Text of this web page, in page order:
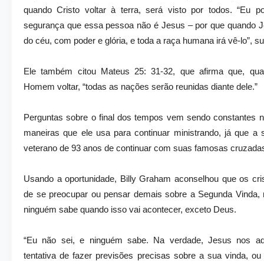
quando Cristo voltar à terra, será visto por todos. “Eu
segurança que essa pessoa não é Jesus – por que quando
do céu, com poder e glória, e toda a raça humana irá vê-lo”,
Ele também citou Mateus 25: 31-32, que afirma que,
Homem voltar, “todas as nações serão reunidas diante dele.”
Perguntas sobre o final dos tempos vem sendo constantes
maneiras que ele usa para continuar ministrando, já que a
veterano de 93 anos de continuar com suas famosas
Usando a oportunidade, Billy Graham aconselhou que os
de se preocupar ou pensar demais sobre a Segunda Vinda,
ninguém sabe quando isso vai acontecer, exceto Deus.
“Eu não sei, e ninguém sabe. Na verdade, Jesus nos
tentativa de fazer previsões precisas sobre a sua vinda,